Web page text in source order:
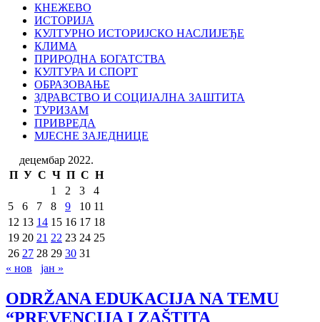
КНЕЖЕВО
ИСТОРИЈА
КУЛТУРНО ИСТОРИЈСКО НАСЛИЈЕЂЕ
КЛИМА
ПРИРОДНА БОГАТСТВА
КУЛТУРА И СПОРТ
ОБРАЗОВАЊЕ
ЗДРАВСТВО И СОЦИЈАЛНА ЗАШТИТА
ТУРИЗАМ
ПРИВРЕДА
МЈЕСНЕ ЗАЈЕДНИЦЕ
децембар 2022.
П У С Ч П С Н
1
2 3
4
5
6 7 8 9 10 11
12 13 14 15 16 17 18
19 20 21 22 23 24 25
26 27 28 29 30 31
« нов
јан »
ODRŽANA EDUKACIJA NA TEMU
“PREVENCIJA I ZAŠTITA